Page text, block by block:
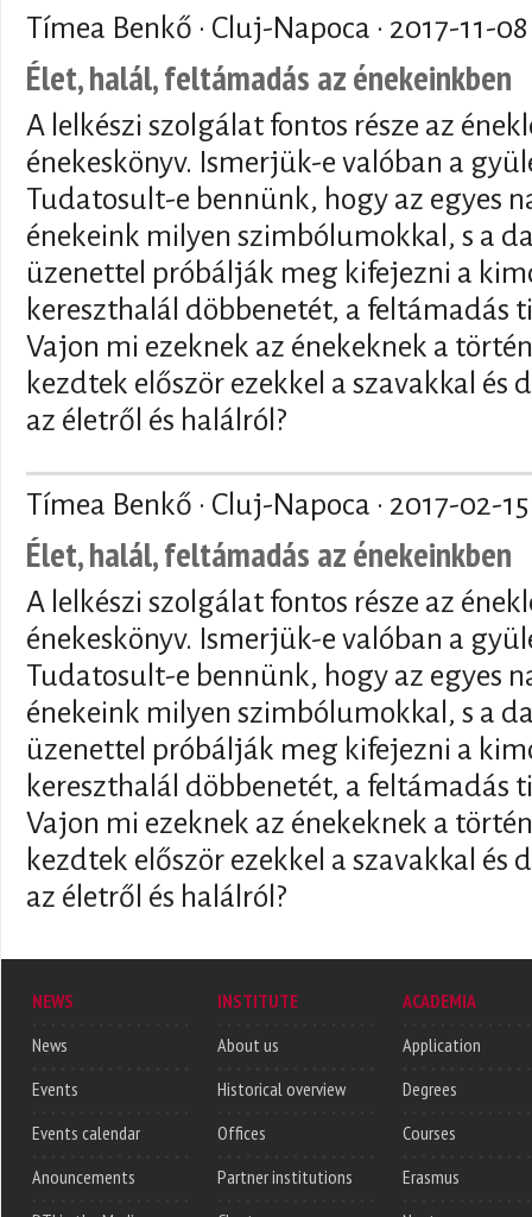
Tímea Benkő · Cluj-Napoca · 2017-11-08
Élet, halál, feltámadás az énekeinkben
A lelkészi szolgálat fontos része az
énekeskönyv. Ismerjük-e valóban a
Tudatosult-e bennünk, hogy az egyes
énekeink milyen szimbólumokkal, s a
üzenettel próbálják meg kifejezni a
kereszthalál döbbenetét, a feltámadás
Vajon mi ezeknek az énekeknek a
kezdtek először ezekkel a szavakkal és
az életről és halálról?
Tímea Benkő · Cluj-Napoca · 2017-02-15
Élet, halál, feltámadás az énekeinkben
A lelkészi szolgálat fontos része az
énekeskönyv. Ismerjük-e valóban a
Tudatosult-e bennünk, hogy az egyes
énekeink milyen szimbólumokkal, s a
üzenettel próbálják meg kifejezni a
kereszthalál döbbenetét, a feltámadás
Vajon mi ezeknek az énekeknek a
kezdtek először ezekkel a szavakkal és
az életről és halálról?
NEWS
News
Events
Events calendar
Anouncements
INSTITUTE
About us
Historical overview
Offices
Partner institutions
ACADEMIA
Application
Degrees
Courses
Erasmus